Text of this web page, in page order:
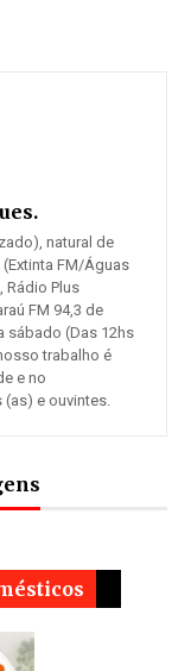
natural de
FM/Águas
Rádio Plus
FM 94,3 de
sábado (Das 12hs
trabalho é
e no
e ouvintes.